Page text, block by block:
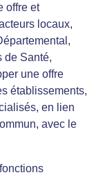
offre et
locaux,
de Santé,
une offre
établissements,
en lien
avec le